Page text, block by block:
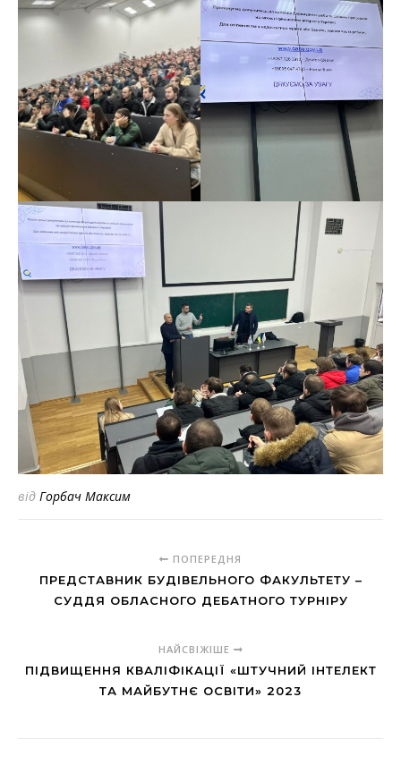
від Горбач Максим
ПОПЕРЕДНЯ
ПРЕДСТАВНИК БУДІВЕЛЬНОГО ФАКУЛЬТЕТУ –
СУДДЯ ОБЛАСНОГО ДЕБАТНОГО ТУРНІРУ
НАЙСВІЖІШЕ
ПІДВИЩЕННЯ КВАЛІФІКАЦІЇ «ШТУЧНИЙ ІНТЕЛЕКТ
ТА МАЙБУТНЄ ОСВІТИ» 2023